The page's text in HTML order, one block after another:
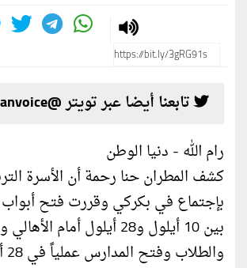
تابعنا أيضا عبر تويتر @alwatanvoice
رام الله - دنيا الوطن
كشف المطران حنا رحمة أن الأسرة
بإجتماع في بكركي وقررت فتح أبواب
بين 10 أيلول و28 أيلول أمام
والطلاب وفتح المدارس عملياً في 28 أيلول.